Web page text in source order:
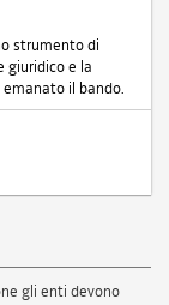
strumento di
giuridico e la
il bando.
gli enti devono